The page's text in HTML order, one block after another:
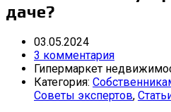
даче?
03.05.2024
3 комментария
Гипермаркет
Категория:
Советы экспертов,